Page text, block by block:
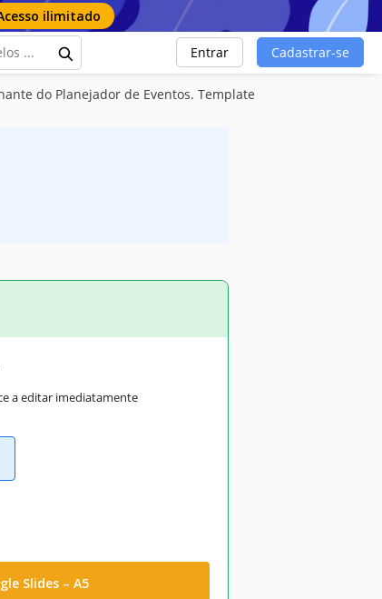
ilimitado
Entrar Cadastrar-se
do Planejador de Eventos. Template
a editar imediatamente
Slides – A5